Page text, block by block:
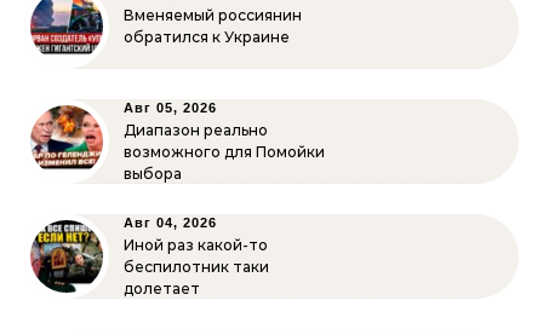
Вменяемый россиянин
обратился к Украине
Авг 05, 2026
Диапазон реально
возможного для Помойки
выбора
Авг 04, 2026
Иной раз какой-то
беспилотник таки
долетает